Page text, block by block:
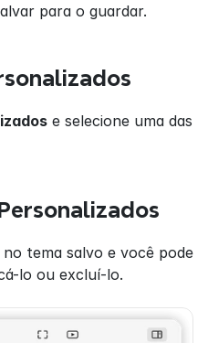
para o guardar.
e selecione uma das
tema salvo e você pode
lo ou excluí-lo.